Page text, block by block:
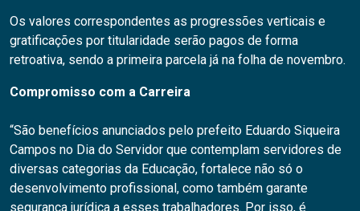
Os valores correspondentes as progressões verticais e
gratificações por titularidade serão pagos de forma
retroativa, sendo a primeira parcela já na folha de novembro.
Compromisso com a Carreira
“São benefícios anunciados pelo prefeito Eduardo Siqueira
Campos no Dia do Servidor que contemplam servidores de
diversas categorias da Educação, fortalece não só o
desenvolvimento profissional, como também garante
segurança jurídica a esses trabalhadores. Por isso, é